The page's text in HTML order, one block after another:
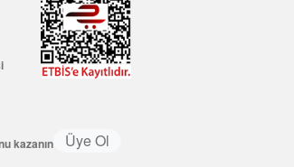
kazanın Üye Ol